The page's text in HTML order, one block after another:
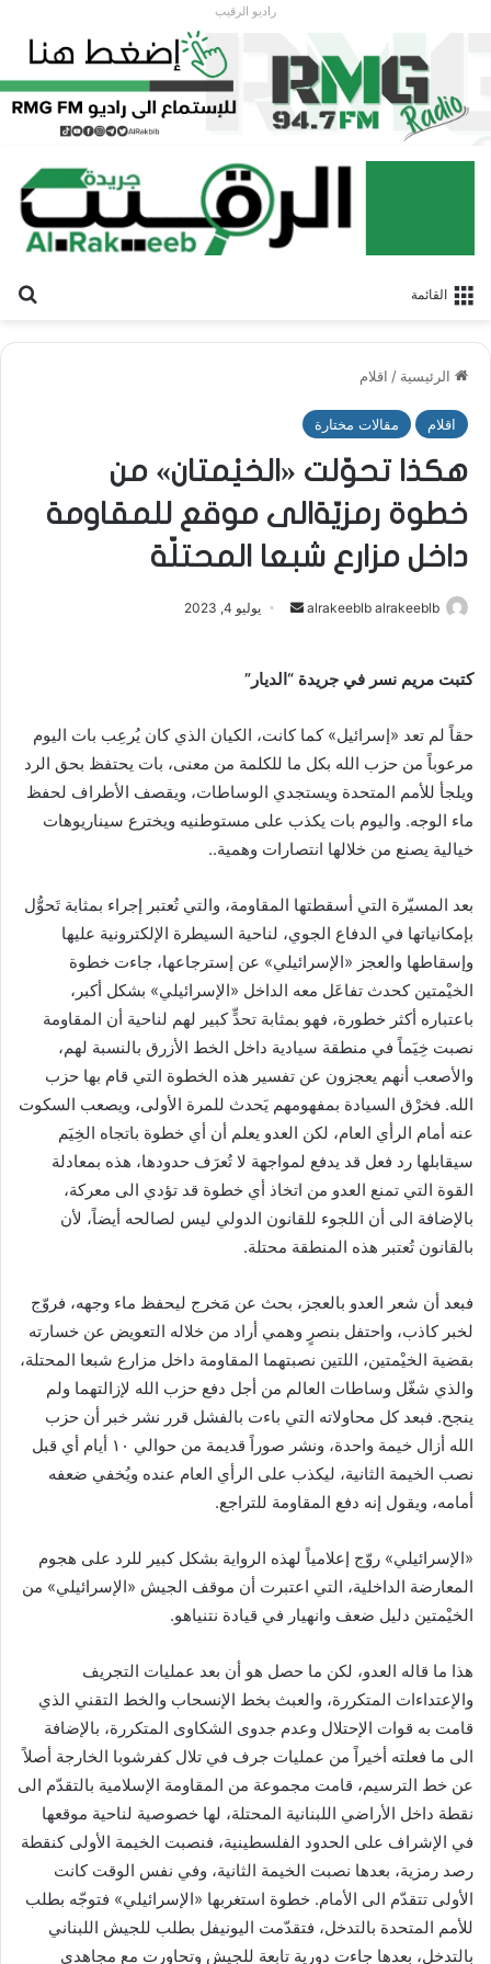
راديو الرقيب
القائمة
الرئيسية / اقلام
اقلام مقالات مختارة
هكذا تحوّلت «الخيْمتان» من
خطوة رمزيّةالى موقع للمقاومة
داخل مزارع شبعا المحتلّة
alrakeeblb alrakeeblb
ل
ر
ي
د
ا
ك
ي
ا
يوليو 4, 2023
كتبت مريم نسر في جريدة “الديار”
حقاً لم تعد «إسرائيل» كما كانت، الكيان الذي كان يُرعِب بات اليوم
مرعوباً من حزب الله بكل ما للكلمة من معنى، بات يحتفظ بحق الرد
ويلجأ للأمم المتحدة ويستجدي الوساطات، ويقصف الأطراف لحفظ
ماء الوجه. واليوم بات يكذب على مستوطنيه ويخترع سيناريوهات
خيالية يصنع من خلالها انتصارات وهمية..
بعد المسيّرة التي أسقطتها المقاومة، والتي تُعتبر إجراء بمثابة تَحوُّل
بإمكانياتها في الدفاع الجوي، لناحية السيطرة الإلكترونية عليها
وإسقاطها والعجز «الإسرائيلي» عن إسترجاعها، جاءت خطوة
الخيْمتين كحدث تفاعَل معه الداخل «الإسرائيلي» بشكل أكبر،
باعتباره أكثر خطورة، فهو بمثابة تحدٍّ كبير لهم لناحية أن المقاومة
نصبت خِيَماً في منطقة سيادية داخل الخط الأزرق بالنسبة لهم،
والأصعب أنهم يعجزون عن تفسير هذه الخطوة التي قام بها حزب
الله. فخرْق السيادة بمفهومهم يَحدث للمرة الأولى، ويصعب السكوت
عنه أمام الرأي العام، لكن العدو يعلم أن أي خطوة باتجاه الخِيَم
سيقابلها رد فعل قد يدفع لمواجهة لا تُعرَف حدودها، هذه بمعادلة
القوة التي تمنع العدو من اتخاذ أي خطوة قد تؤدي الى معركة،
بالإضافة الى أن اللجوء للقانون الدولي ليس لصالحه أيضاً، لأن
بالقانون تُعتبر هذه المنطقة محتلة.
فبعد أن شعر العدو بالعجز، بحث عن مَخرج ليحفظ ماء وجهه، فروّج
لخبر كاذب، واحتفل بنصرٍ وهمي أراد من خلاله التعويض عن خسارته
بقضية الخيْمتين، اللتين نصبتهما المقاومة داخل مزارع شبعا المحتلة،
والذي شغّل وساطات العالم من أجل دفع حزب الله لإزالتهما ولم
ينجح. فبعد كل محاولاته التي باءت بالفشل قرر نشر خبر أن حزب
الله أزال خيمة واحدة، ونشر صوراً قديمة من حوالي ١٠ أيام أي قبل
نصب الخيمة الثانية، ليكذب على الرأي العام عنده ويُخفي ضعفه
أمامه، ويقول إنه دفع المقاومة للتراجع.
«الإسرائيلي» روّج إعلامياً لهذه الرواية بشكل كبير للرد على هجوم
المعارضة الداخلية، التي اعتبرت أن موقف الجيش «الإسرائيلي» من
الخيْمتين دليل ضعف وانهيار في قيادة نتنياهو.
هذا ما قاله العدو، لكن ما حصل هو أن بعد عمليات التجريف
والإعتداءات المتكررة، والعبث بخط الإنسحاب والخط التقني الذي
قامت به قوات الإحتلال وعدم جدوى الشكاوى المتكررة، بالإضافة
الى ما فعلته أخيراً من عمليات جرف في تلال كفرشوبا الخارجة أصلاً
عن خط الترسيم، قامت مجموعة من المقاومة الإسلامية بالتقدّم الى
نقطة داخل الأراضي اللبنانية المحتلة، لها خصوصية لناحية موقعها
في الإشراف على الحدود الفلسطينية، فنصبت الخيمة الأولى كنقطة
رصد رمزية، بعدها نصبت الخيمة الثانية، وفي نفس الوقت كانت
الأولى تتقدّم الى الأمام. خطوة استغربها «الإسرائيلي» فتوجّه بطلب
للأمم المتحدة بالتدخل، فتقدّمت اليونيفل بطلب للجيش اللبناني
بالتدخل، بعدها جاءت دورية تابعة للجيش وتحاورت مع مجاهدي